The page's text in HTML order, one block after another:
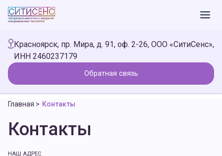
Красноярск, пр. Мира, д. 91, оф. 2-26, ООО «СитиСенс»,
ИНН 2460237179
Обратная связь
Главная > Контакты
Контакты
НАШ АДРЕС